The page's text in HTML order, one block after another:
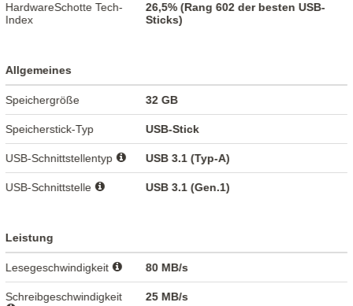
HardwareSchotte Tech-
Index
26,5% (Rang 602 der besten USB-
Sticks)
Allgemeines
Speichergröße 32 GB
Speicherstick-Typ USB-Stick
USB-Schnittstellentyp USB 3.1 (Typ-A)
USB-Schnittstelle USB 3.1 (Gen.1)
Leistung
Lesegeschwindigkeit 80 MB/s
Schreibgeschwindigkeit 25 MB/s